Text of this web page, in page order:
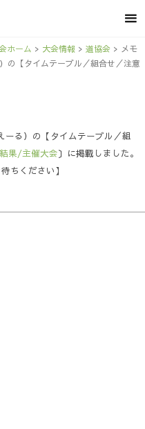
ホーム > 大会情報 > 道協会> メモ
の【タイムテーブル／組合せ／注意
ーる）の【タイムテーブル／組
果/主催大会〕に掲載しました。
ちください】